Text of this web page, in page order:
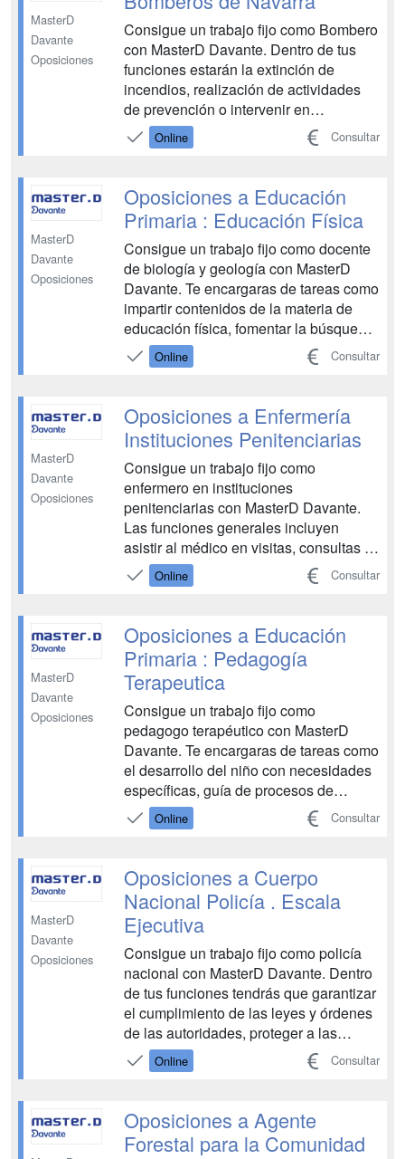
MasterD
Davante
Oposiciones
Consigue un trabajo fijo como Bombero
con MasterD Davante. Dentro de tus
funciones estarán la extinción de
incendios, realización de actividades
de prevención o intervenir en
operaciones de protección civil.
Tendrás a tu disposición todos los
oposiciones de bombero. Tutores y
entrenadores personales, profesores...
Online Consultar
MasterD
Davante
Oposiciones
Oposiciones a Educación
Primaria : Educación Física
Consigue un trabajo fijo como docente
de biología y geología con MasterD
Davante. Te encargaras de tareas como
impartir contenidos de la materia de
educación física, fomentar la búsqueda
de creatividad a través de metodologías
innovadoras y favorecer el trabajo en
los medios necesarios para aprobar las
oposi...
Online Consultar
MasterD
Davante
Oposiciones
Oposiciones a Enfermería
Instituciones Penitenciarias
Consigue un trabajo fijo como
enfermero en instituciones
penitenciarias con MasterD Davante.
Las funciones generales incluyen
asistir al médico en visitas, consultas y
reconocimientos, aplicando los
tratamientos prescritos y realizando
encarga del control de medicación,
material e instrumental sanitario, así
co...
Online Consultar
MasterD
Davante
Oposiciones
Oposiciones a Educación
Primaria : Pedagogía
Terapeutica
Consigue un trabajo fijo como
pedagogo terapéutico con MasterD
Davante. Te encargaras de tareas como
el desarrollo del niño con necesidades
específicas, guía de procesos de
enseñanza-aprendizaje, creación de
materiales y recursos que acerquen a la
Tendrás a tu disposición todos los
medios necesarios para aprobar las ...
Online Consultar
MasterD
Davante
Oposiciones
Oposiciones a Cuerpo
Nacional Policía . Escala
Ejecutiva
Consigue un trabajo fijo como policía
nacional con MasterD Davante. Dentro
de tus funciones tendrás que garantizar
el cumplimiento de las leyes y órdenes
de las autoridades, proteger a las
personas y bienes en situación de
peligro, y vigilar edificios e
disposición todos los medios
necesarios para aprobar las o...
Online Consultar
Oposiciones a Agente
Forestal para la Comunidad